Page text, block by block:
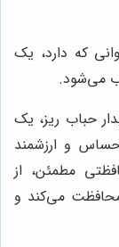
که دارد، یک
می‌شود.
حباب ریز، یک
حساس و ارزشمند
مطمئن، از
محافظت می‌کند و